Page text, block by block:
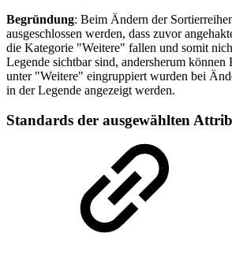
Begründung: Beim Ändern der
ausgeschlossen werden, dass zuvor
die Kategorie "Weitere" fallen und somit
Legende sichtbar sind, andersherum können
unter "Weitere" eingruppiert wurden bei
in der Legende angezeigt werden.
Standards der ausgewählten